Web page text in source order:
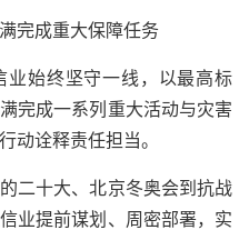
成重大保障任务
始终坚守一线，以最高标
完成一系列重大活动与灾害
动诠释责任担当。
十大、北京冬奥会到抗战
业提前谋划、周密部署，实